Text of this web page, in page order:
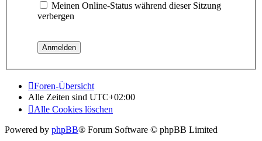
Meinen Online-Status während dieser Sitzung
verbergen
Foren-Übersicht
Alle Zeiten sind UTC+02:00
Alle Cookies löschen
Powered by phpBB® Forum Software © phpBB Limited